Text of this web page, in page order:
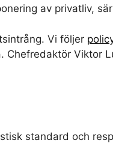
av privatliv,
Vi följer
Chefredaktör Viktor
standard och